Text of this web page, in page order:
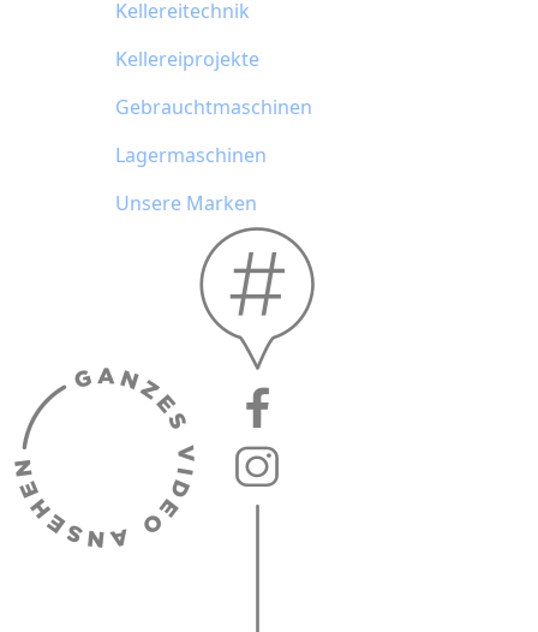
Kellereitechnik
Kellereiprojekte
Gebrauchtmaschinen
Lagermaschinen
Unsere Marken